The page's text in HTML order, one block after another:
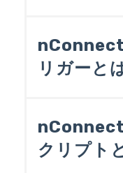
例えば、「
celブックのフ
行シリーズ用
入形式（※）
できます。こ
演算、文字の
義するツール
や抽出、加工
ロジックアイ
合わせて利用
編集を可能に
リガーと
したデータ連
の仕組みです
間間隔で実行
クリプト